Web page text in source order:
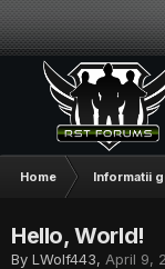
Home Informatii
Hello, World!
By LWolf443, April 9,